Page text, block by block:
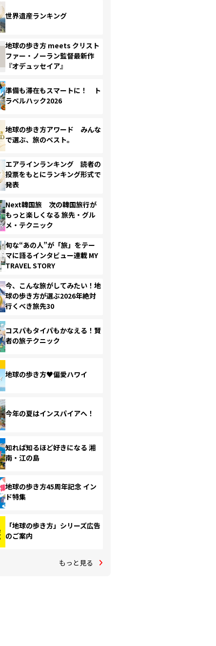
世界遺産ランキング
地球の歩き方 meets クリスト
ファー・ノーラン監督最新作
『オデュッセイア』
準備も滞在もスマートに！ ト
ラベルハック2026
地球の歩き方アワード みんな
で選ぶ、旅のベスト。
エアラインランキング 読者の
投票をもとにランキング形式で
発表
Next韓国旅 次の韓国旅行が
もっと楽しくなる 旅先・グル
メ・テクニック
旬な“あの人”が「旅」をテー
マに語るインタビュー連載 MY
TRAVEL STORY
今、こんな旅がしてみたい！地
球の歩き方が選ぶ2026年絶対
行くべき旅先30
コスパもタイパもかなえる！賢
者の旅テクニック
地球の歩き方♥偏愛ハワイ
今年の夏はインスパイアへ！
知れば知るほど好きになる 湘
南・江の島
地球の歩き方45周年記念 イン
ド特集
「地球の歩き方」シリーズ広告
のご案内
もっと見る